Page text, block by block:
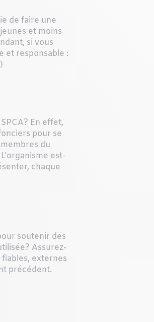
de faire une
et moins
si vous
et responsable :
En effet,
pour se
du
est-
chaque
soutenir des
Assurez-
externes
précédent.